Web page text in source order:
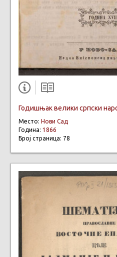
Годишњак велики српски
Место: Нови Сад
Година: 1866
Број страница: 78